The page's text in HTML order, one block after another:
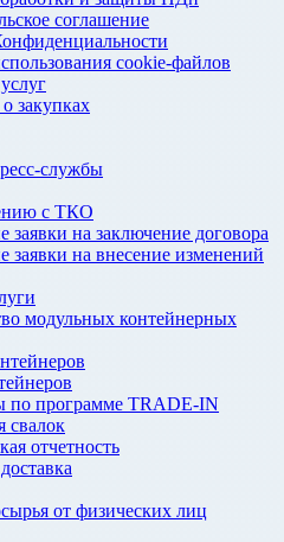
соглашение
cookie-файлов
закупках
службы
с ТКО
заявки на заключение договора
заявки на внесение изменений
модульных контейнерных
по программе TRADE-IN
свалок
отчетность
от физических лиц